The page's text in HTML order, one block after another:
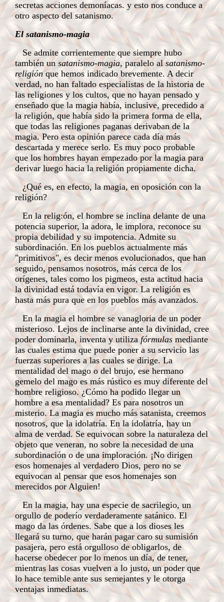
secretas acciones demoníacas. y esto nos conduce a
otro aspecto del satanismo.
El satanismo-magia
Se admite corrientemente que siempre hubo
también un satanismo-magia, paralelo alsatanismo-
religiónque hemos indicado brevemente. A decir
verdad, no han faltado especialistas de la historia de
las religiones y los cultos, que no hayan pensado y
enseñado que la magia había, inclusive, precedido a
la religión, que había sido la primera forma de ella,
que todas las religiones paganas derivaban de la
magia. Pero esta opinión parece cada día más
descartada y merece serlo. Es muy poco probable
que los hombres hayan empezado por la magia para
derivar luego hacia la religión propiamente dicha.
¿Qué es, en efecto, la magia, en oposición con la
religión?
En la relig:ón, el hombre se inclina delante de una
potencia superior, la adora, le implora, reconoce su
propia debilidad y su impotencia. Admite su
subordinación. En los pueblos actualmente más
"primitivos", es decir menos evolucionados, que han
seguido, pensamos nosotros, más cerca de los
orígenes, tales como los pigmeos, esta actitud hacia
la divinidad está todavía en vigor. La religión es
hasta más pura que en los pueblos más avanzados.
En la magia el hombre se vanagloria de un poder
misterioso. Lejos de inclinarse ante la divinidad, cree
poder dominarla, inventa y utilizafórmulasmediante
las cuales estima que puede poner a su servicio las
fuerzas superiores a las cuales se dirige. La
mentalidad del mago o del brujo, ese hermano
gemelo del mago es más rústico es muy diferente del
hombre religioso. ¿Cómo ha podido llegar un
hombre a esa mentalidad? Es para nosotros un
misterio. La magia es mucho más satanista, creemos
nosotros, que la idolatría. En la idolatría, hay un
alma de verdad. Se equivocan sobre la naturaleza del
objeto que veneran, no sobre la necesidad de una
subordinación o de una imploración. ¡No dirigen
esos homenajes al verdadero Dios, pero no se
equivocan al pensar que esos homenajes son
merecidos por Alguien!
En la magia, hay una especie de sacrilegio, un
orgullo de poderío verdaderamente satánico. El
mago da las órdenes. Sabe que a los dioses les
llegará su turno, que harán pagar caro su sumisión
pasajera, pero está orgulloso de obligarlos, de
hacerse obedecer por lo menos un día, de tener,
mientras las cosas vuelven a lo justo, un poder que
lo hace temible ante sus semejantes y le otorga
ventajas inmediatas.